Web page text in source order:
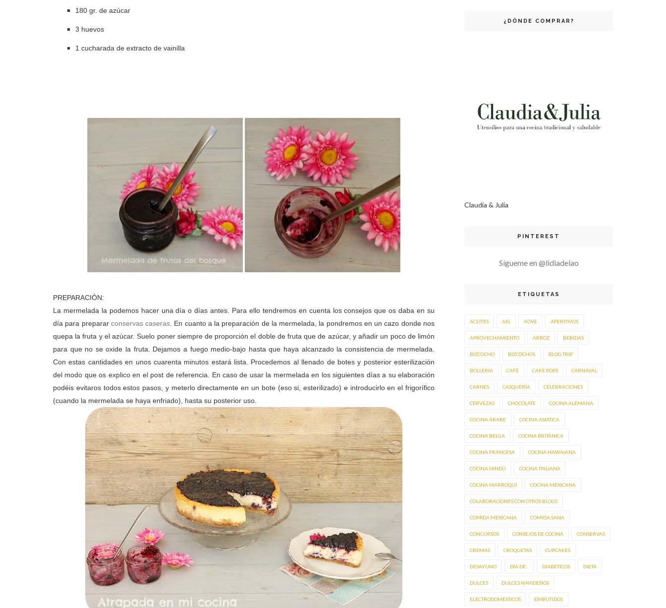
180 gr. de azúcar
3 huevos
1 cucharada de extracto de vainilla
PREPARACIÓN:
La mermelada la podemos hacer una día o días antes. Para ello tendremos en cuenta los consejos que os daba en su
día para prepararconservas caseras . En cuanto a la preparación de la mermelada, la pondremos en un cazo donde nos
quepa la fruta y el azúcar. Suelo poner siempre de proporción el doble de fruta que de azúcar, y añadir un poco de limón
para que no se oxide la fruta. Dejamos a fuego medio-bajo hasta que haya alcanzado la consistencia de mermelada.
Con estas cantidades en unos cuarenta minutos estará lista. Procedemos al llenado de botes y posterior esterilización
del modo que os explico en el post de referencia. En caso de usar la mermelada en los siguientes días a su elaboración
podéis evitaros todos estos pasos, y meterlo directamente en un bote (eso si, esterilizado) e introducirlo en el frigorífico
(cuando la mermelada se haya enfriado), hasta su posterior uso.
¿DÓNDE COMPRAR?
Claudia & Julia
PINTEREST
Sígueme en @lidiadelao
ETIQUETAS
ACEITES AIG AOVE APERITIVOS
APROVECHAMIENTO ARROZ BEBIDAS
BIZCOCHO BIZCOCHOS BLOG TRIP
BOLLERÍA CAFÉ CAKE POPS CARNAVAL
CARNES CASQUERÍA CELEBRACIONES
CERVEZAS CHOCOLATE COCINA ALEMANA
COCINA ÁRABE COCINA ASIÁTICA
COCINA BELGA COCINA BRITÁNICA
COCINA FRANCESA COCINA HAWAIANA
COCINA HINDÚ COCINA ITALIANA
COCINA MARROQUÍ COCINA MEXICANA
COLABORACIONES CON OTROS BLOGS
COMIDA MEXICANA COMIDA SANA
CONCURSOS CONSEJOS DE COCINA CONSERVAS
CREMAS CROQUETAS CUPCAKES
DESAYUNO DÍA DE... DIABÉTICOS DIETA
DULCES DULCES NAVIDEÑOS
ELECTRODOMÉSTICOS EMBUTIDOS